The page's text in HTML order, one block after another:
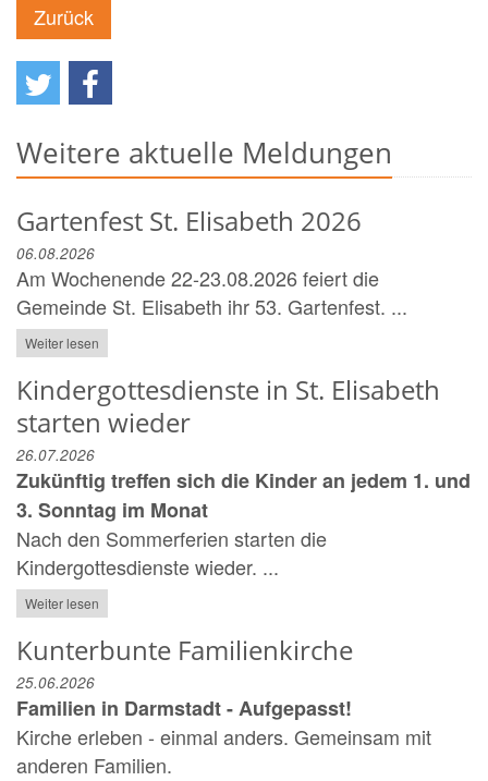
Zurück
Weitere aktuelle Meldungen
Gartenfest St. Elisabeth 2026
06.08.2026
Am Wochenende 22-23.08.2026 feiert die
Gemeinde St. Elisabeth ihr 53. Gartenfest. ...
Weiter lesen
Kindergottesdienste in St. Elisabeth
starten wieder
26.07.2026
Zukünftig treffen sich die Kinder an jedem 1. und
3. Sonntag im Monat
Nach den Sommerferien starten die
Kindergottesdienste wieder. ...
Weiter lesen
Kunterbunte Familienkirche
25.06.2026
Familien in Darmstadt - Aufgepasst!
Kirche erleben - einmal anders. Gemeinsam mit
anderen Familien.